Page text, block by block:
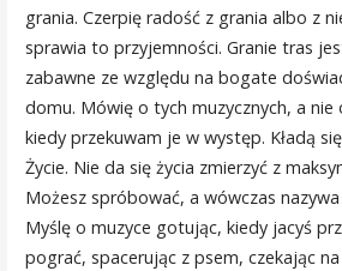
grania. Czerpię radość z grania albo z
sprawia to przyjemności. Granie tras
zabawne ze względu na bogate
domu. Mówię o tych muzycznych, a nie
kiedy przekuwam je w występ. Kładą
Życie. Nie da się życia zmierzyć z
Możesz spróbować, a wówczas
Myślę o muzyce gotując, kiedy jacyś
pograć, spacerując z psem, czekając